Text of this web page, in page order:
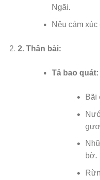
Ngãi.
Nêu cảm
2. Thân bài:
Tả bao quát:
Bãi
bờ.